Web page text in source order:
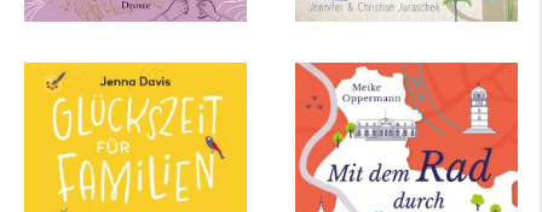
Jenna Davis
Glückszeit für
Familien – Düsseldorf
Meike Oppermann
Mit dem Rad durch
Düsseldorf